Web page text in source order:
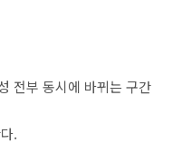
전부 동시에 바뀌는 구간
.